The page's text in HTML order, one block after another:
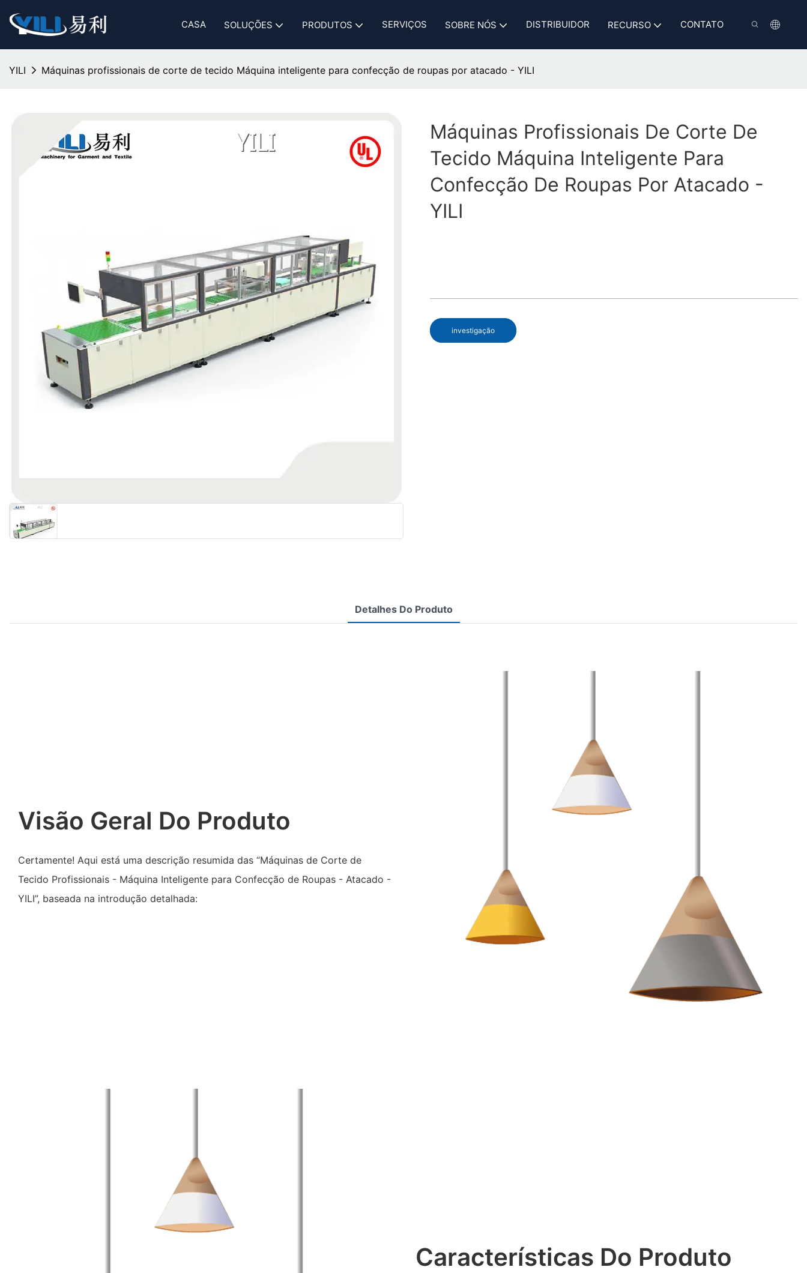
CASA SOLUÇÕES PRODUTOS SERVIÇOS SOBRE NÓS DISTRIBUIDOR RECURSO CONTATO
YILI Máquinas profissionais de corte de tecido​ Máquina inteligente para confecção de roupas por atacado - YILI
Máquinas Profissionais De Corte De
Tecido​ Máquina Inteligente Para
Confecção De Roupas Por Atacado -
YILI
investigação
Detalhes Do Produto
Visão Geral Do Produto
Certamente! Aqui está uma descrição resumida das “Máquinas de Corte de
Tecido Profissionais - Máquina Inteligente para Confecção de Roupas - Atacado -
YILI”, baseada na introdução detalhada:
Características Do Produto